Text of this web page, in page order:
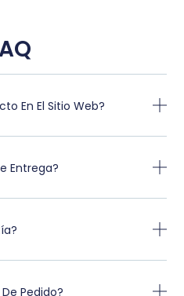
En El Sitio Web?
Entrega?
Pedido?